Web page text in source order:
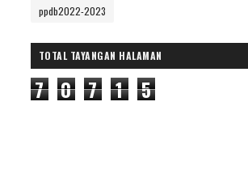
ppdb2022-2023
TOTAL TAYANGAN HALAMAN
7 0 7 1 5